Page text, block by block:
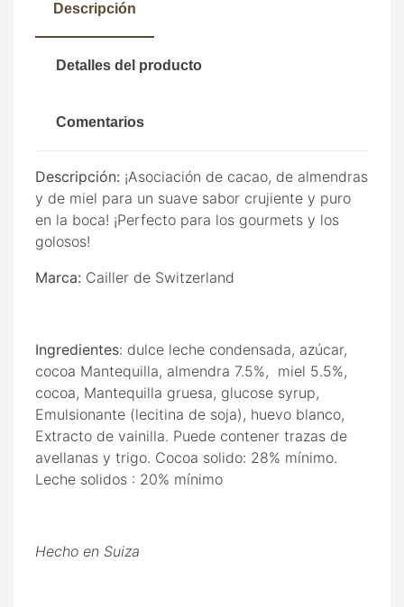
Descripción
Detalles del producto
Comentarios
Descripción: ¡Asociación de cacao, de almendras
y de miel para un suave sabor crujiente y puro
en la boca! ¡Perfecto para los gourmets y los
golosos!
Marca: Cailler de Switzerland
Ingredientes: dulce leche condensada, azúcar,
cocoa Mantequilla, almendra 7.5%, miel 5.5%,
cocoa, Mantequilla gruesa, glucose syrup,
Emulsionante (lecitina de soja), huevo blanco,
Extracto de vainilla. Puede contener trazas de
avellanas y trigo. Cocoa solido: 28% mínimo.
Leche solidos : 20% mínimo
Hecho en Suiza